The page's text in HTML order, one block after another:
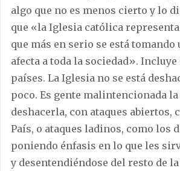
algo que no es menos cierto y lo
que «la Iglesia católica
que más en serio se está tomando
afecta a toda la sociedad». Incluye
países. La Iglesia no se está
poco. Es gente malintencionada
deshacerla, con ataques abiertos,
País, o ataques ladinos, como los
poniendo énfasis en lo que les
y desentendiéndose del resto de